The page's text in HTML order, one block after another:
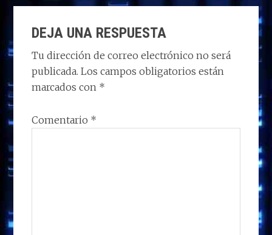
DEJA UNA RESPUESTA
Tu dirección de correo electrónico no será
publicada. Los campos obligatorios están
marcados con *
Comentario *